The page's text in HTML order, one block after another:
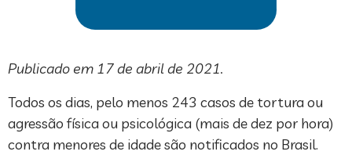
Publicado em 17 de abril de 2021.
Todos os dias, pelo menos 243 casos de tortura ou
agressão física ou psicológica (mais de dez por hora)
contra menores de idade são notificados no Brasil.